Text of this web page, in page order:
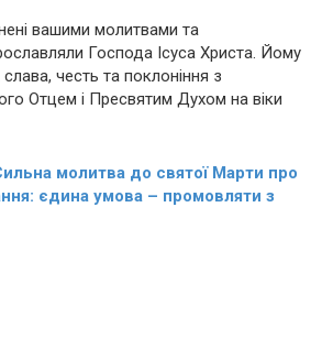
вашими молитвами та
Господа Ісуса Христа. Йому
честь та поклоніння з
Отцем і Пресвятим Духом на віки
молитва до святої Марти про
єдина умова – промовляти з